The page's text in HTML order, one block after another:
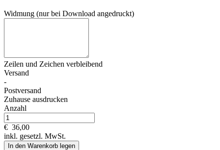
Widmung (nur bei Download angedruckt)
Zeilen und Zeichen verbleibend
Versand
-
Postversand
Zuhause ausdrucken
Anzahl
€ 36,00
inkl. gesetzl. MwSt.
In den Warenkorb legen